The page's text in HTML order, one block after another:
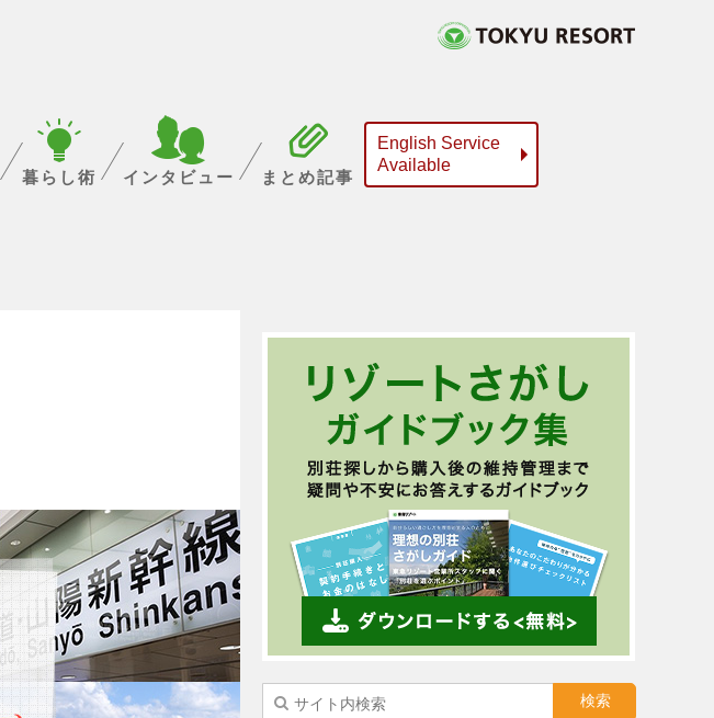
暮らし術 インタビュー まとめ記事
English Service
Available